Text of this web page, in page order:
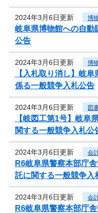
2024年3月6日更新 博
岐阜県博物館への自動
公告
2024年3月6日更新 博
【入札取り消し】岐
係る一般競争入札公告
2024年3月6日更新 図
【岐図工第1号】岐阜
関する一般競争入札公
2024年3月6日更新 会
R6岐阜県警察本部庁
託に関する一般競争入
2024年3月6日更新 会
R6岐阜県警察本部庁